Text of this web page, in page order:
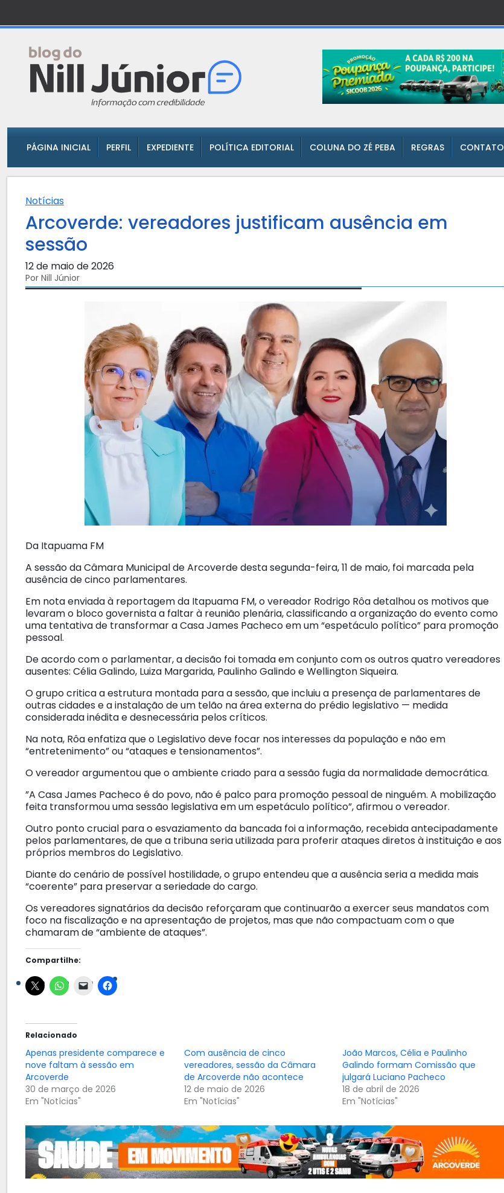
PÁGINA INICIAL PERFIL EXPEDIENTE POLÍTICA EDITORIAL COLUNA DO ZÉ PEBA REGRAS CONTATO
Notícias
Arcoverde: vereadores justificam ausência em
sessão
12 de maio de 2026
Por Nill Júnior
Da Itapuama FM
A sessão da Câmara Municipal de Arcoverde desta segunda-feira, 11 de maio, foi marcada pela
ausência de cinco parlamentares.
Em nota enviada à reportagem da Itapuama FM, o vereador Rodrigo Rôa detalhou os motivos que
levaram o bloco governista a faltar à reunião plenária, classificando a organização do evento como
uma tentativa de transformar a Casa James Pacheco em um “espetáculo político” para promoção
pessoal.
​De acordo com o parlamentar, a decisão foi tomada em conjunto com os outros quatro vereadores
ausentes: Célia Galindo, Luiza Margarida, Paulinho Galindo e Wellington Siqueira.
O grupo critica a estrutura montada para a sessão, que incluiu a presença de parlamentares de
outras cidades e a instalação de um telão na área externa do prédio legislativo — medida
considerada inédita e desnecessária pelos críticos.
​Na nota, Rôa enfatiza que o Legislativo deve focar nos interesses da população e não em
“entretenimento” ou “ataques e tensionamentos”.
O vereador argumentou que o ambiente criado para a sessão fugia da normalidade democrática.
​”A Casa James Pacheco é do povo, não é palco para promoção pessoal de ninguém. A mobilização
feita transformou uma sessão legislativa em um espetáculo político”, afirmou o vereador.
​Outro ponto crucial para o esvaziamento da bancada foi a informação, recebida antecipadamente
pelos parlamentares, de que a tribuna seria utilizada para proferir ataques diretos à instituição e aos
próprios membros do Legislativo.
Diante do cenário de possível hostilidade, o grupo entendeu que a ausência seria a medida mais
“coerente” para preservar a seriedade do cargo.
​Os vereadores signatários da decisão reforçaram que continuarão a exercer seus mandatos com
foco na fiscalização e na apresentação de projetos, mas que não compactuam com o que
chamaram de “ambiente de ataques”.
Compartilhe:
Relacionado
Apenas presidente comparece e
nove faltam à sessão em
Arcoverde
30 de março de 2026
Em "Notícias"
Com ausência de cinco
vereadores, sessão da Câmara
de Arcoverde não acontece
12 de maio de 2026
Em "Notícias"
João Marcos, Célia e Paulinho
Galindo formam Comissão que
julgará Luciano Pacheco
18 de abril de 2026
Em "Notícias"